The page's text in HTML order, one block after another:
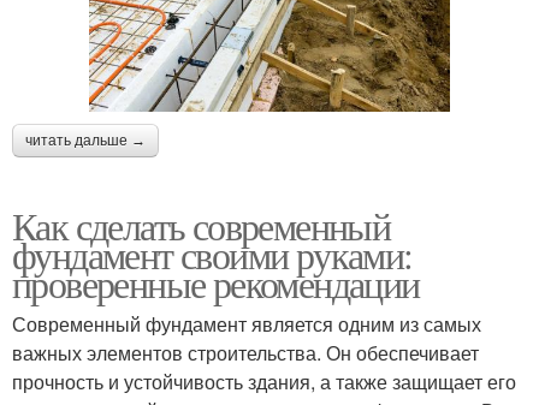
читать дальше →
Как сделать современный
фундамент своими руками:
проверенные рекомендации
Современный фундамент является одним из самых
важных элементов строительства. Он обеспечивает
прочность и устойчивость здания, а также защищает его